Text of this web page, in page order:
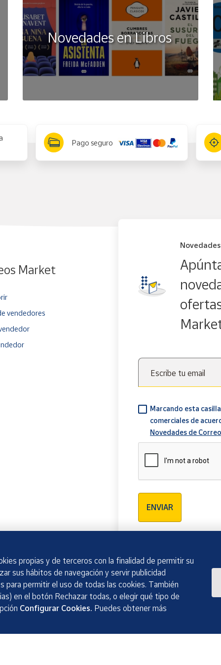
Novedades en Libros
Pago seguro
Market
vendedores
Novedades
Escribe tu email
Marcando esta
comerciales de
Novedades de
ENVIAR
propias y de terceros con la finalidad de permitir su
sus hábitos de navegación y servir publicidad
para permitir el uso de todas las cookies. También
en el botón Rechazar todas, o elegir qué tipo de
Configurar Cookies. Puedes obtener más